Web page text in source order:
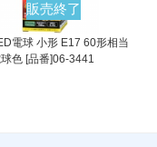
販売終了
電球 小形 E17 60形相当
色 [品番]06-3441